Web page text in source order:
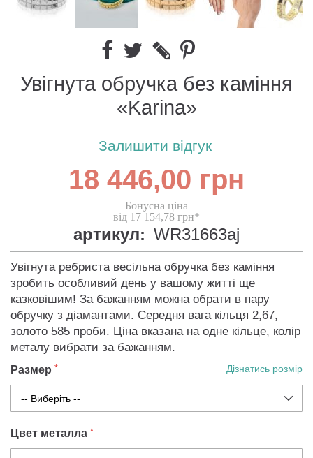
Увігнута обручка без каміння
«Karina»
Залишити відгук
18 446,00 грн
Бонусна ціна
від 17 154,78 грн*
артикул: WR31663aj
Увігнута ребриста весільна обручка без каміння
зробить особливий день у вашому житті ще
казковішим! За бажанням можна обрати в пару
обручку з діамантами. Середня вага кільця 2,67,
золото 585 проби. Ціна вказана на одне кільце, колір
металу вибрати за бажанням.
Размер Дізнатись розмір
Цвет металла